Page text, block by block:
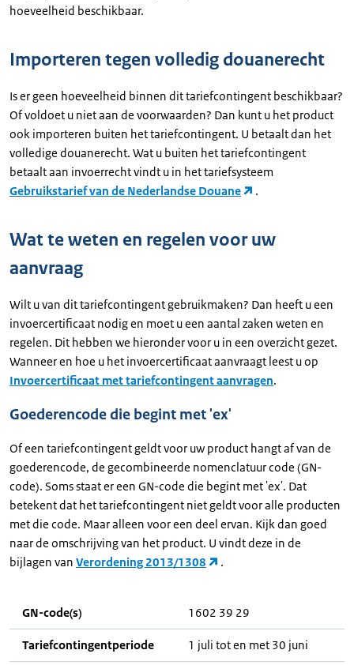
hoeveelheid beschikbaar.
Importeren tegen volledig douanerecht
Is er geen hoeveelheid binnen dit tariefcontingent beschikbaar?
Of voldoet u niet aan de voorwaarden? Dan kunt u het product
ook importeren buiten het tariefcontingent. U betaalt dan het
volledige douanerecht. Wat u buiten het tariefcontingent
betaalt aan invoerrecht vindt u in het tariefsysteem
Gebruikstarief van de Nederlandse Douane
.
Wat te weten en regelen voor uw
aanvraag
Wilt u van dit tariefcontingent gebruikmaken? Dan heeft u een
invoercertificaat nodig en moet u een aantal zaken weten en
regelen. Dit hebben we hieronder voor u in een overzicht gezet.
Wanneer en hoe u het invoercertificaat aanvraagt leest u op
Invoercertificaat met tariefcontingent aanvragen.
Goederencode die begint met 'ex'
Of een tariefcontingent geldt voor uw product hangt af van de
goederencode, de gecombineerde nomenclatuur code (GN-
code). Soms staat er een GN-code die begint met 'ex'. Dat
betekent dat het tariefcontingent niet geldt voor alle producten
met die code. Maar alleen voor een deel ervan. Kijk dan goed
naar de omschrijving van het product. U vindt deze in de
bijlagen van Verordening 2013/1308 .
GN-code(s) 1602 39 29
Tariefcontingentperiode 1 juli tot en met 30 juni